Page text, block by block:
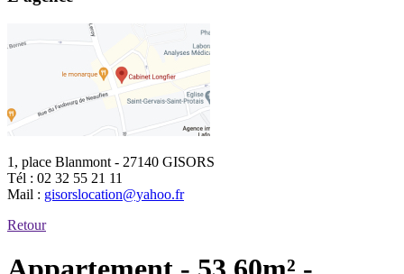
1, place Blanmont - 27140 GISORS
Tél : 02 32 55 21 11
Mail : gisorslocation@yahoo.fr
Retour